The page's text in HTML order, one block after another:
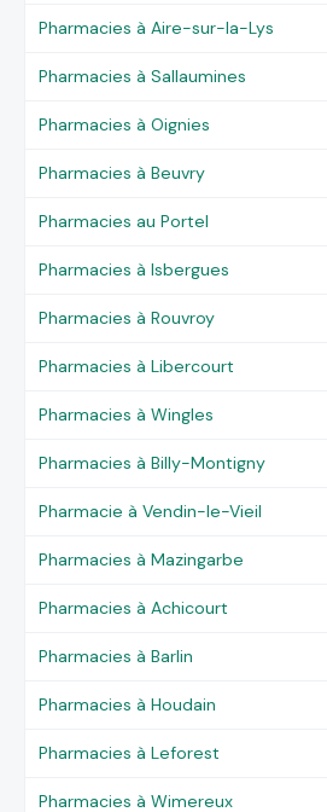
Pharmacies à Aire-sur-la-Lys
Pharmacies à Sallaumines
Pharmacies à Oignies
Pharmacies à Beuvry
Pharmacies au Portel
Pharmacies à Isbergues
Pharmacies à Rouvroy
Pharmacies à Libercourt
Pharmacies à Wingles
Pharmacies à Billy-Montigny
Pharmacie à Vendin-le-Vieil
Pharmacies à Mazingarbe
Pharmacies à Achicourt
Pharmacies à Barlin
Pharmacies à Houdain
Pharmacies à Leforest
Pharmacies à Wimereux